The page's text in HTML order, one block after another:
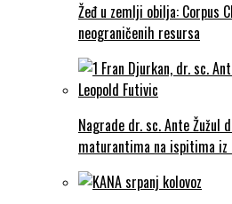
Žeđ u zemlji obilja:
neograničenih resursa
Nagrade dr. sc. Ante Žužul
maturantima na ispitima